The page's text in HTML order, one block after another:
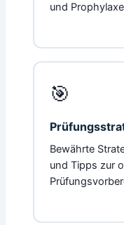
und
🎯
Bewährte
und Tipps zur